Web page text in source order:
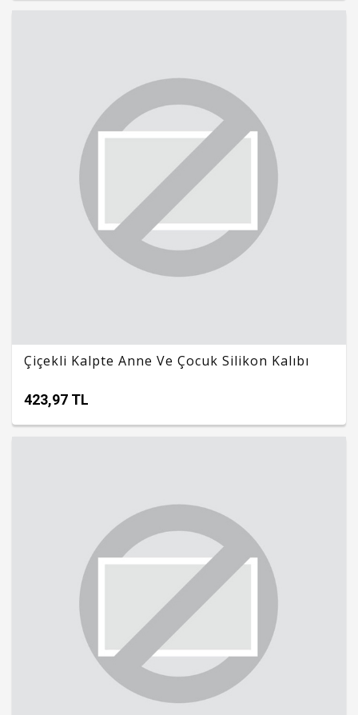
Çiçekli Kalpte Anne Ve Çocuk Silikon Kalıbı
423,97 TL